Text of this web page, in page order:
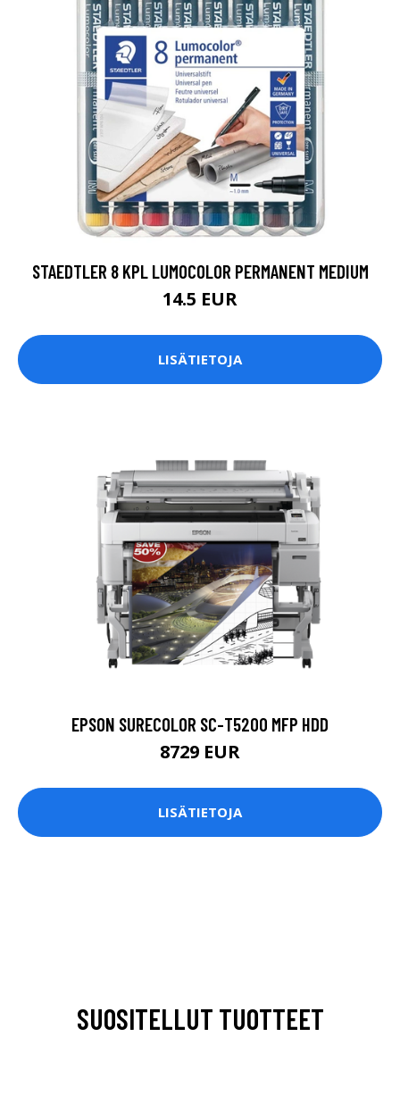
STAEDTLER 8 KPL LUMOCOLOR PERMANENT MEDIUM
14.5 EUR
LISÄTIETOJA
EPSON SURECOLOR SC-T5200 MFP HDD
8729 EUR
LISÄTIETOJA
SUOSITELLUT TUOTTEET